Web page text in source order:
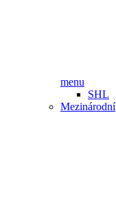
menu
SHL
Mezinárodní